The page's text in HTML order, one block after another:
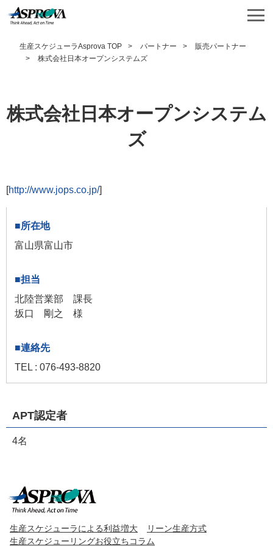
生産スケジューラAsprova TOP パートナー
販売パートナー
株式会社日本オープンシステムズ
株式会社日本オープンシステム
ズ
[http://www.jops.co.jp/]
富山県富山市
北陸営業部 課長
坂口 剛之 様
TEL : 076-493-8820
APT認定者
4名
生産スケジューラによる利益増大
リーン生産方式
生産スケジューリングお役立ちコラム